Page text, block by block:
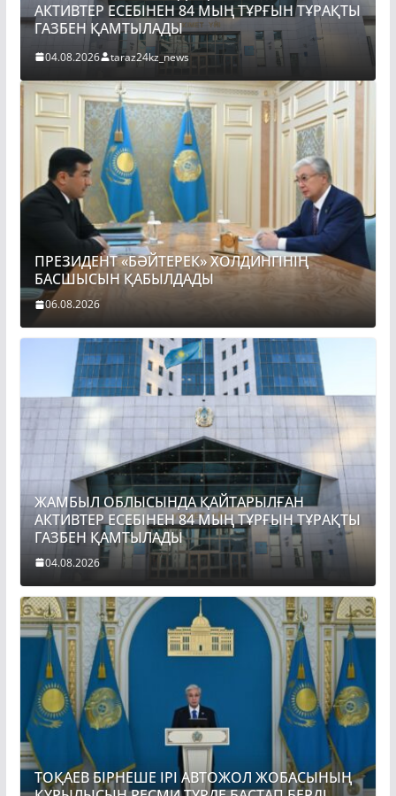
АКТИВТЕР ЕСЕБІНЕН 84 МЫҢ ТҰРҒЫН ТҰРАҚТЫ
ГАЗБЕН ҚАМТЫЛАДЫ
04.08.2026 taraz24kz_news
ПРЕЗИДЕНТ «БӘЙТЕРЕК» ХОЛДИНГІНІҢ
БАСШЫСЫН ҚАБЫЛДАДЫ
06.08.2026
ЖАМБЫЛ ОБЛЫСЫНДА ҚАЙТАРЫЛҒАН
АКТИВТЕР ЕСЕБІНЕН 84 МЫҢ ТҰРҒЫН ТҰРАҚТЫ
ГАЗБЕН ҚАМТЫЛАДЫ
04.08.2026
ТОҚАЕВ БІРНЕШЕ ІРІ АВТОЖОЛ ЖОБАСЫНЫҢ